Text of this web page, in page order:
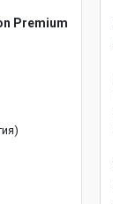
Premium